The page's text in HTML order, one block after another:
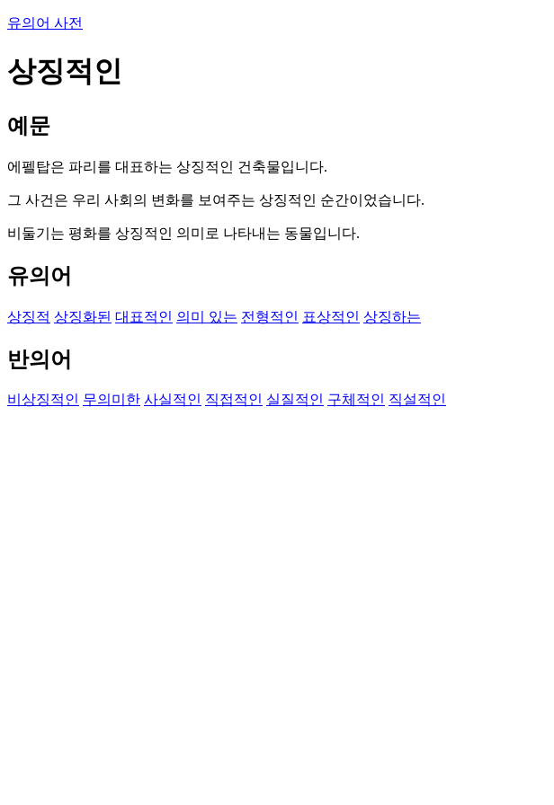
유의어 사전
상징적인
예문
에펠탑은 파리를 대표하는 상징적인 건축물입니다.
그 사건은 우리 사회의 변화를 보여주는 상징적인 순간이었습니다.
비둘기는 평화를 상징적인 의미로 나타내는 동물입니다.
유의어
상징적 상징화된 대표적인 의미 있는 전형적인 표상적인 상징하는
반의어
비상징적인 무의미한 사실적인 직접적인 실질적인 구체적인 직설적인